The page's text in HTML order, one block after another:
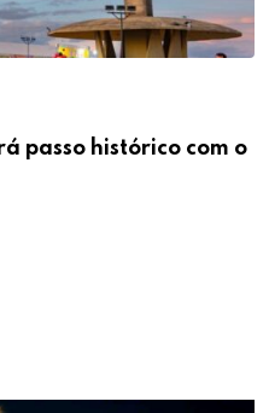
passo histórico com o